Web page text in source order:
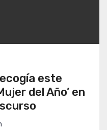
este
del Año’ en